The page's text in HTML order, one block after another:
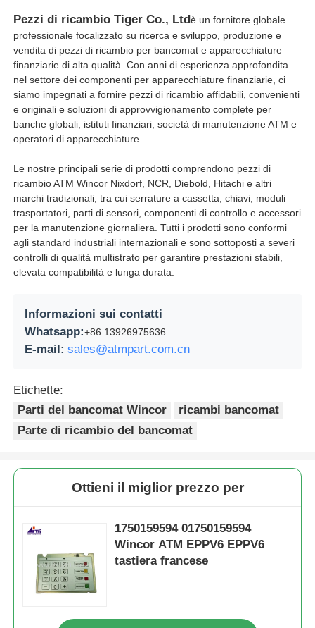
macchina POS
Ricambi ATM
Bancomat
Pezzi di ricambio Tiger Co., Ltdè un fornitore globale
professionale focalizzato su ricerca e sviluppo, produzione e
vendita di pezzi di ricambio per bancomat e apparecchiature
finanziarie di alta qualità. Con anni di esperienza approfondita
nel settore dei componenti per apparecchiature finanziarie, ci
siamo impegnati a fornire pezzi di ricambio affidabili, convenienti
e originali e soluzioni di approvvigionamento complete per
banche globali, istituti finanziari, società di manutenzione ATM e
operatori di apparecchiature.
Le nostre principali serie di prodotti comprendono pezzi di
ricambio ATM Wincor Nixdorf, NCR, Diebold, Hitachi e altri
marchi tradizionali, tra cui serrature a cassetta, chiavi, moduli
trasportatori, parti di sensori, componenti di controllo e accessori
per la manutenzione giornaliera. Tutti i prodotti sono conformi
agli standard industriali internazionali e sono sottoposti a severi
controlli di qualità multistrato per garantire prestazioni stabili,
elevata compatibilità e lunga durata.
Informazioni sui contatti
Whatsapp:+86 13926975636
E-mail: sales@atmpart.com.cn
Etichette:
Parti del bancomat Wincor
ricambi bancomat
Parte di ricambio del bancomat
Ottieni il miglior prezzo per
1750159594 01750159594
Wincor ATM EPPV6 EPPV6
tastiera francese